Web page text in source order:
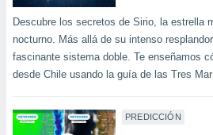
no
Puedes
acceder a
web a
Descubre los secretos de Sirio, la estrella
nocturno. Más allá de su intenso
fascinante sistema doble. Te enseñamos
desde Chile usando la guía de las Tres
PREDICCIÓN